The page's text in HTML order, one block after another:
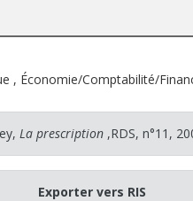
, Économie/Comptabilité/
La prescription ,RDS, n°11,
Exporter vers RIS